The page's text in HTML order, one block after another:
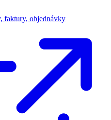
faktury, objednávky